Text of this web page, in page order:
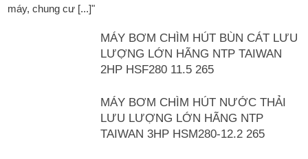
máy, chung cư [...]"
MÁY BƠM CHÌM HÚT BÙN CÁT LƯU
LƯỢNG LỚN HÃNG NTP TAIWAN
2HP HSF280 11.5 265
MÁY BƠM CHÌM HÚT NƯỚC THẢI
LƯU LƯỢNG LỚN HÃNG NTP
TAIWAN 3HP HSM280-12.2 265